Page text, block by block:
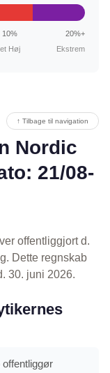
10%
20%+
Høj Ekstrem
↑ Tilbage til navigation
Nordic
21/08-
offentliggjort d.
Dette regnskab
30. juni 2026.